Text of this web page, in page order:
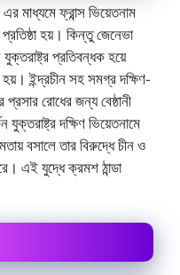
মাধ্যমে ফ্রান্স ভিয়েতনাম
হয়। কিন্তু জেনেভা
যুক্তরাষ্ট্র প্রতিবন্ধক হয়ে
হয়। ইন্দ্রচীন সহ সমগ্র দক্ষিণ-
প্রসার রোধের জন্য বেষ্ঠানী
দক্ষিণ ভিয়েতনামে
বসালে তার বিরুদ্ধে চীন ও
এই যুদ্ধে ক্রমশ ঠান্ডা